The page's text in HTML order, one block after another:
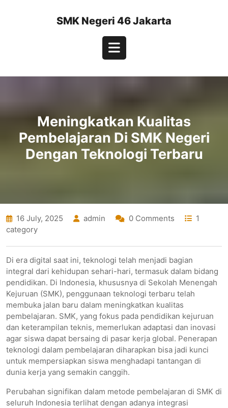
SMK Negeri 46 Jakarta
Open
Button
Meningkatkan Kualitas
Pembelajaran Di SMK Negeri
Dengan Teknologi Terbaru
16 July, 2025 admin 0 Comments
1
category
Di era digital saat ini, teknologi telah menjadi bagian
integral dari kehidupan sehari-hari, termasuk dalam bidang
pendidikan. Di Indonesia, khususnya di Sekolah Menengah
Kejuruan (SMK), penggunaan teknologi terbaru telah
membuka jalan baru dalam meningkatkan kualitas
pembelajaran. SMK, yang fokus pada pendidikan kejuruan
dan keterampilan teknis, memerlukan adaptasi dan inovasi
agar siswa dapat bersaing di pasar kerja global. Penerapan
teknologi dalam pembelajaran diharapkan bisa jadi kunci
untuk mempersiapkan siswa menghadapi tantangan di
dunia kerja yang semakin canggih.
Perubahan signifikan dalam metode pembelajaran di SMK di
seluruh Indonesia terlihat dengan adanya integrasi